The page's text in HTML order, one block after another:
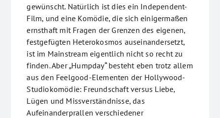
gewünscht. Natürlich ist dies ein Independent-
Film, und eine Komödie, die sich einigermaßen
ernsthaft mit Fragen der Grenzen des eigenen,
festgefügten Heterokosmos auseinandersetzt,
ist im Mainstream eigentlich nicht so recht zu
finden. Aber „Humpday“ besteht eben trotz allem
aus den Feelgood-Elementen der Hollywood-
Studiokomödie: Freundschaft versus Liebe,
Lügen und Missverständnisse, das
Aufeinanderprallen verschiedener